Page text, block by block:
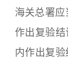
海关总署
作出复验
内作出复验